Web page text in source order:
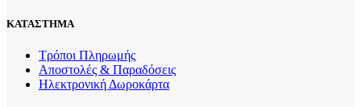
ΚΑΤΑΣΤΗΜΑ
Τρόποι Πληρωμής
Αποστολές & Παραδόσεις
Ηλεκτρονική Δωροκάρτα